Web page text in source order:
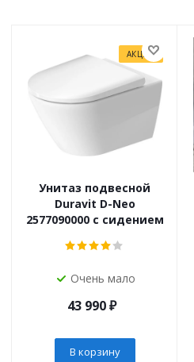
АКЦИЯ
Унитаз подвесной
Duravit D-Neo
2577090000 с сидением
Очень мало
43 990₽
В корзину